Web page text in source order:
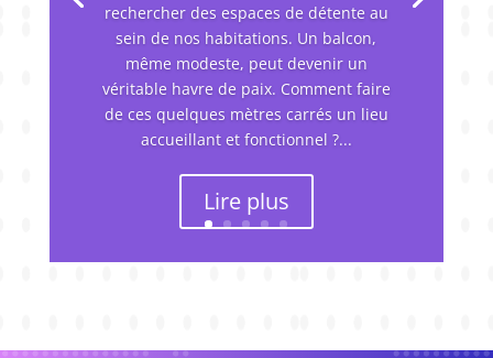
rechercher des espaces de détente au
sein de nos habitations. Un balcon,
même modeste, peut devenir un
véritable havre de paix. Comment faire
de ces quelques mètres carrés un lieu
accueillant et fonctionnel ?...
Lire plus